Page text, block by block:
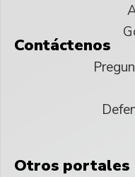
Contáctenos
Otros portales